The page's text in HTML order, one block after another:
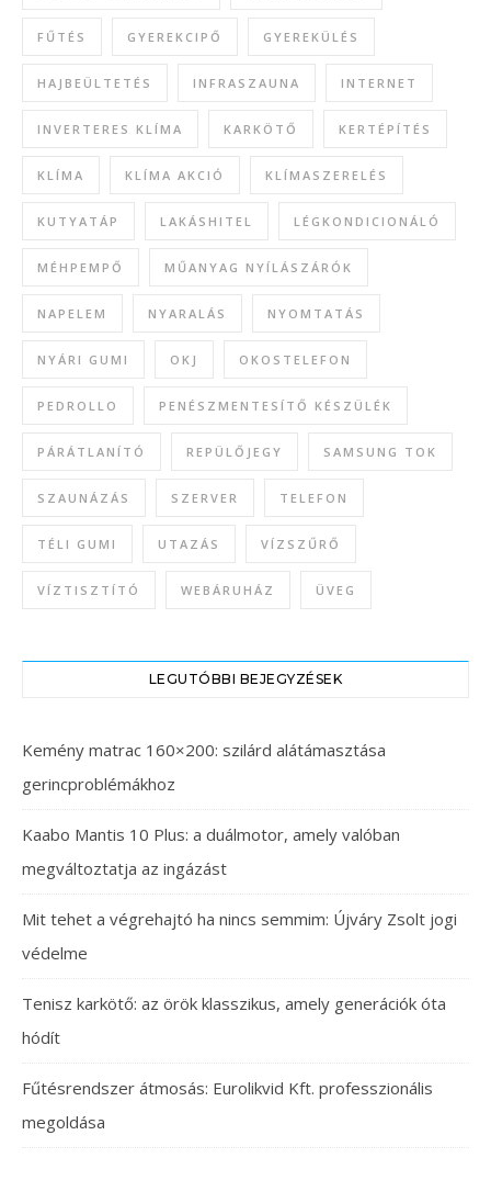
FŰTÉS GYEREKCIPŐ GYEREKÜLÉS
HAJBEÜLTETÉS INFRASZAUNA INTERNET
INVERTERES KLÍMA KARKÖTŐ KERTÉPÍTÉS
KLÍMA KLÍMA AKCIÓ KLÍMASZERELÉS
KUTYATÁP LAKÁSHITEL LÉGKONDICIONÁLÓ
MÉHPEMPŐ MŰANYAG NYÍLÁSZÁRÓK
NAPELEM NYARALÁS NYOMTATÁS
NYÁRI GUMI OKJ OKOSTELEFON
PEDROLLO PENÉSZMENTESÍTŐ KÉSZÜLÉK
PÁRÁTLANÍTÓ REPÜLŐJEGY SAMSUNG TOK
SZAUNÁZÁS SZERVER TELEFON
TÉLI GUMI UTAZÁS VÍZSZŰRŐ
VÍZTISZTÍTÓ WEBÁRUHÁZ ÜVEG
LEGUTÓBBI BEJEGYZÉSEK
Kemény matrac 160×200: szilárd alátámasztása
gerincproblémákhoz
Kaabo Mantis 10 Plus: a duálmotor, amely valóban
megváltoztatja az ingázást
Mit tehet a végrehajtó ha nincs semmim: Újváry Zsolt jogi
védelme
Tenisz karkötő: az örök klasszikus, amely generációk óta
hódít
Fűtésrendszer átmosás: Eurolikvid Kft. professzionális
megoldása